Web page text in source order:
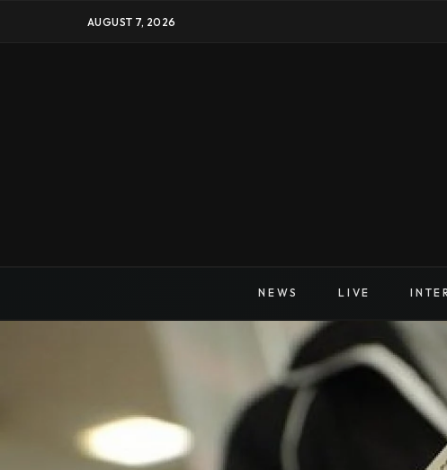
AUGUST 7, 2026
NEWS LIVE